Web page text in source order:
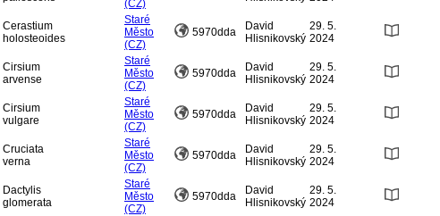
(CZ)
Cerastium
holosteoides
Staré
Město
(CZ)
5970dda
David
Hlisnikovský
29. 5.
2024
Cirsium
arvense
Staré
Město
(CZ)
5970dda
David
Hlisnikovský
29. 5.
2024
Cirsium
vulgare
Staré
Město
(CZ)
5970dda
David
Hlisnikovský
29. 5.
2024
Cruciata
verna
Staré
Město
(CZ)
5970dda
David
Hlisnikovský
29. 5.
2024
Dactylis
glomerata
Staré
Město
(CZ)
5970dda
David
Hlisnikovský
29. 5.
2024